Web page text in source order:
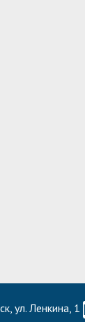
ул. Ленкина, 1